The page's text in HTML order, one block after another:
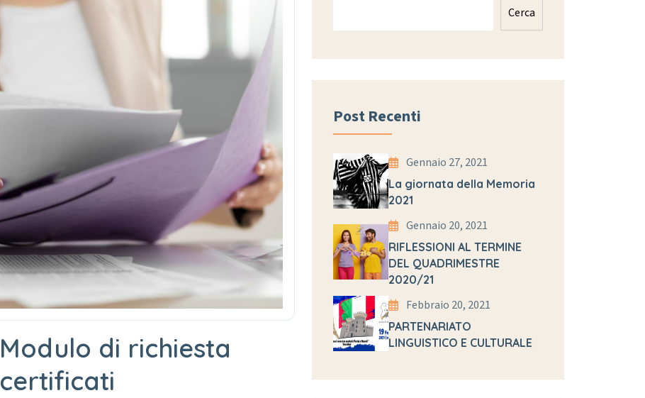
Modulo di richiesta
certificati
Cerca
Post Recenti
Gennaio 27, 2021
La giornata della Memoria
2021
Gennaio 20, 2021
RIFLESSIONI AL TERMINE
DEL QUADRIMESTRE
2020/21
Febbraio 20, 2021
PARTENARIATO
LINGUISTICO E CULTURALE